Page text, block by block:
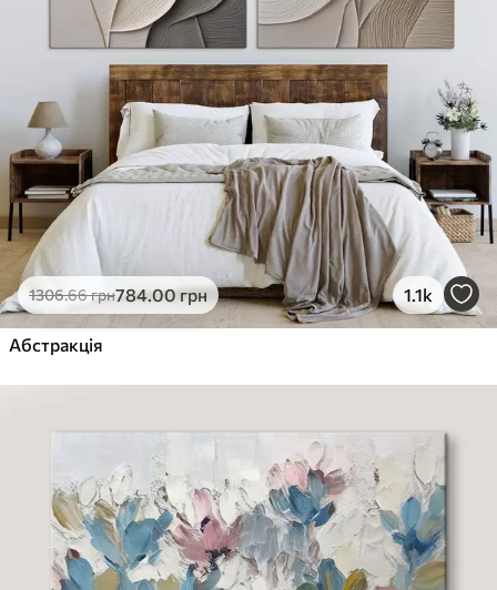
1306.66грн784.00грн 1.1k
Абстракція